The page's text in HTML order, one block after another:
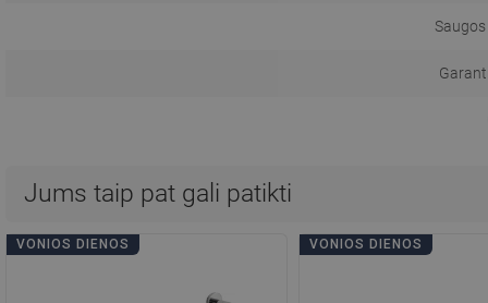
Jums taip pat gali patikti
VONIOS DIENOS VONIOS DIENOS